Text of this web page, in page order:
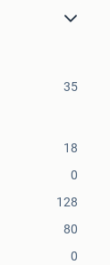
35
18
0
128
80
0